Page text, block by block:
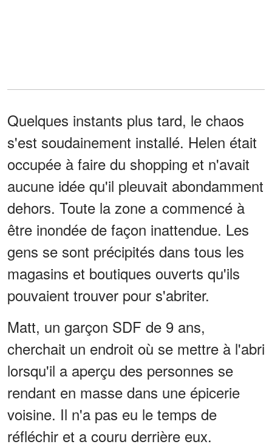
Quelques instants plus tard, le chaos
s'est soudainement installé. Helen était
occupée à faire du shopping et n'avait
aucune idée qu'il pleuvait abondamment
dehors. Toute la zone a commencé à
être inondée de façon inattendue. Les
gens se sont précipités dans tous les
magasins et boutiques ouverts qu'ils
pouvaient trouver pour s'abriter.
Matt, un garçon SDF de 9 ans,
cherchait un endroit où se mettre à l'abri
lorsqu'il a aperçu des personnes se
rendant en masse dans une épicerie
voisine. Il n'a pas eu le temps de
réfléchir et a couru derrière eux.